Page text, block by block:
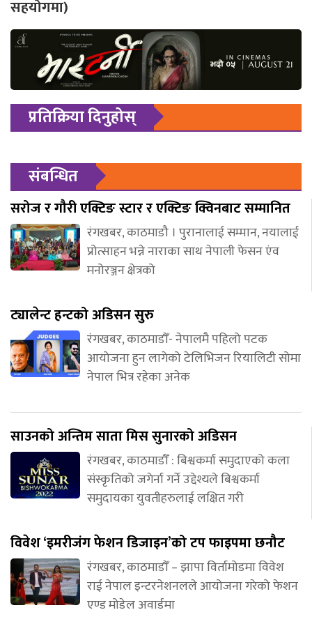
सहयोगमा)
प्रतिक्रिया दिनुहोस्
संबन्धित
सरोज र गौरी एक्टिङ स्टार र एक्टिङ क्विनबाट सम्मानित
रंगखबर, काठमाडौ । पुरानालाई सम्मान, नयालाई
प्रोत्साहन भन्ने नाराका साथ नेपाली फेसन एंव
मनोरञ्जन क्षेत्रको
ट्यालेन्ट हन्टको अडिसन सुरु
रंगखबर, काठमाडौँ- नेपालमै पहिलो पटक
आयोजना हुन लागेको टेलिभिजन रियालिटी सोमा
नेपाल भित्र रहेका अनेक
साउनको अन्तिम साता मिस सुनारको अडिसन
रंगखबर, काठमाडौँ : बिश्वकर्मा समुदाएको कला
संस्कृतिको जगेर्ना गर्ने उद्देश्यले बिश्वकर्मा
समुदायका युवतीहरुलाई लक्षित गरी
विवेश ‘इमरीजंग फेशन डिजाइन’को टप फाइपमा छनौट
रंगखबर, काठमाडौँ – झापा विर्तामोडमा विवेश
राई नेपाल इन्टरनेशनलले आयोजना गरेको फेशन
एण्ड मोडेल अवार्डमा